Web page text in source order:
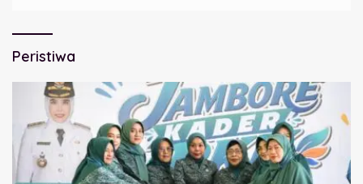
Peristiwa